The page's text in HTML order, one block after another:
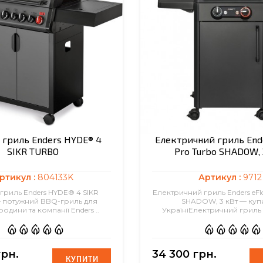
гриль Enders HYDE® 4
SIKR TURBO
: 804133K
Enders HYDE® 4 SIKR
потужний BBQ-гриль для
та компанії Enders ..
КУПИТИ
КУПИТИ
Електричний гриль
Pro Turbo
Артикул : 9712
Електричний гриль Enders
SHADOW, 3 кВт —
УкраїніЕлектричний гриль
34 300 грн.